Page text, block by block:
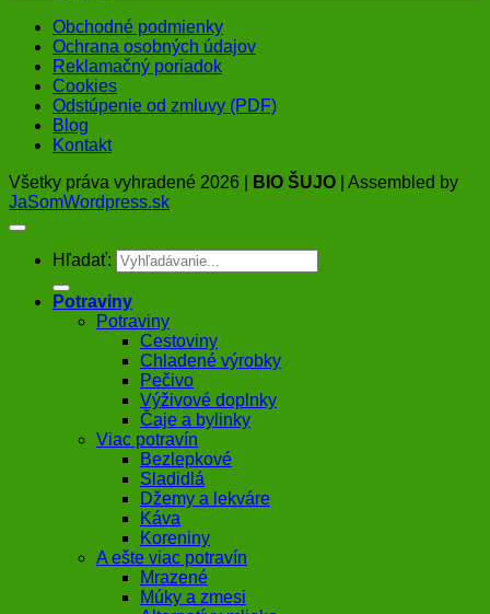
Obchodné podmienky
Ochrana osobných údajov
Reklamačný poriadok
Cookies
Odstúpenie od zmluvy (PDF)
Blog
Kontakt
Všetky práva vyhradené 2026 |
BIO ŠUJO | Assembled by
JaSomWordpress.sk
Hľadať:
Potraviny
Potraviny
Cestoviny
Chladené výrobky
Pečivo
Výživové doplnky
Čaje a bylinky
Viac potravín
Bezlepkové
Sladidlá
Džemy a lekváre
Káva
Koreniny
A ešte viac potravín
Mrazené
Múky a zmesi